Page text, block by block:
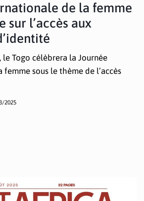
de la femme
sur l’accès aux
le Togo célèbrera la Journée
sous le thème de l’accès
2025